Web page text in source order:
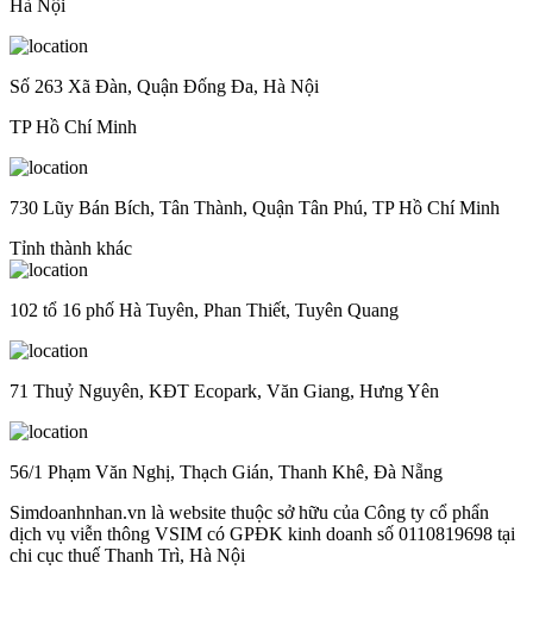
Hà Nội
Số 263 Xã Đàn, Quận Đống Đa, Hà Nội
TP Hồ Chí Minh
730 Lũy Bán Bích, Tân Thành, Quận Tân Phú, TP Hồ Chí Minh
Tỉnh thành khác
102 tổ 16 phố Hà Tuyên, Phan Thiết, Tuyên Quang
71 Thuỷ Nguyên, KĐT Ecopark, Văn Giang, Hưng Yên
56/1 Phạm Văn Nghị, Thạch Gián, Thanh Khê, Đà Nẵng
Simdoanhnhan.vn là website thuộc sở hữu của Công ty cổ phẩn
dịch vụ viễn thông VSIM có GPĐK kinh doanh số 0110819698 tại
chi cục thuế Thanh Trì, Hà Nội